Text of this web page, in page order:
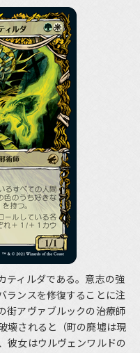
ティルダである。意志の強
ランスを修復することに注
街アヴァブルックの治療師
壊されると（町の廃墟は現
彼女はウルヴェンワルドの